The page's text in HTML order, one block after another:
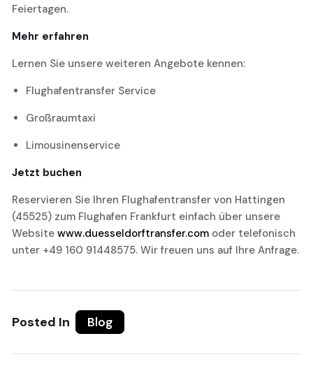
Feiertagen.
Mehr erfahren
Lernen Sie unsere weiteren Angebote kennen:
Flughafentransfer Service
Großraumtaxi
Limousinenservice
Jetzt buchen
Reservieren Sie Ihren Flughafentransfer von Hattingen
(45525) zum Flughafen Frankfurt einfach über unsere
Website www.duesseldorftransfer.com oder telefonisch
unter +49 160 91448575. Wir freuen uns auf Ihre Anfrage.
Posted In Blog